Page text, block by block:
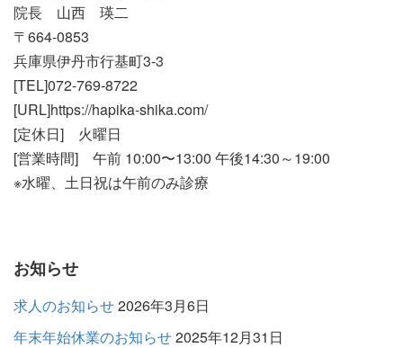
院長 山西 瑛二
〒664-0853
兵庫県伊丹市行基町3-3
[TEL]072-769-8722
[URL]https://hapika-shika.com/
[定休日] 火曜日
[営業時間] 午前 10:00〜13:00 午後14:30～19:00
※水曜、土日祝は午前のみ診療
お知らせ
求人のお知らせ2026年3月6日
年末年始休業のお知らせ2025年12月31日